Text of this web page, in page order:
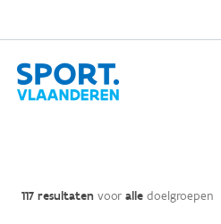
117 resultaten voor alle doelgroepen